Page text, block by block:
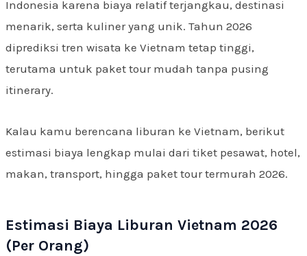
Indonesia karena biaya relatif terjangkau, destinasi
menarik, serta kuliner yang unik. Tahun 2026
diprediksi tren wisata ke Vietnam tetap tinggi,
terutama untuk paket tour mudah tanpa pusing
itinerary.
Kalau kamu berencana liburan ke Vietnam, berikut
estimasi biaya lengkap mulai dari tiket pesawat, hotel,
makan, transport, hingga paket tour termurah 2026.
Estimasi Biaya Liburan Vietnam 2026
(Per Orang)